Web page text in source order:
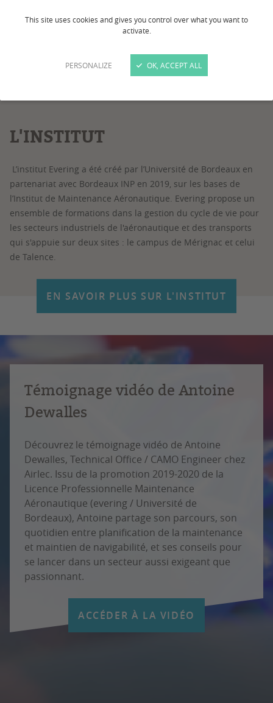
This site uses cookies and gives you control over what you want to
activate.
PERSONALIZE OK, ACCEPT ALL
L'INSTITUT
L’institut Evering a été créé par l’Université de Bordeaux en
partenariat avec Bordeaux INP en 2019, sur les bases de
l’Institut de Maintenance Aéronautique. Evering propose un
ensemble de formations dans la gestion du cycle de vie pour
les secteurs industriels de l'aéronautique et des transports
qui s'appuie sur deux sites : le campus de Mérignac et celui
de Talence.
EN SAVOIR PLUS SUR L'INSTITUT
Témoignage vidéo de Antoine
Dewalles
Découvrez le témoignage vidéo de Antoine
Dewalles, Technical Office / CAMO Engineer chez
Airlec. Issu de la promotion 2019-2020 de la
Licence Professionnelle Maintenance
Aéronautique (evering / Université de
Bordeaux), Antoine partage son parcours, son
quotidien entre planification de la maintenance
et maintien de navigabilité, et ses conseils pour
se lancer dans un secteur aussi exigeant que
passionnant.
ACCÉDER À LA VIDÉO